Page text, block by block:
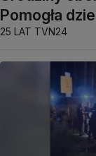
Pomogła
25 LAT TVN24